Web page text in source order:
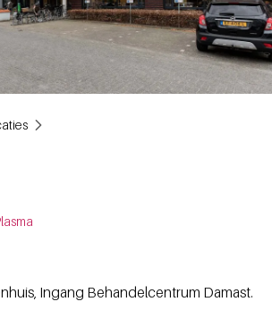
Ingang Behandelcentrum Damast.